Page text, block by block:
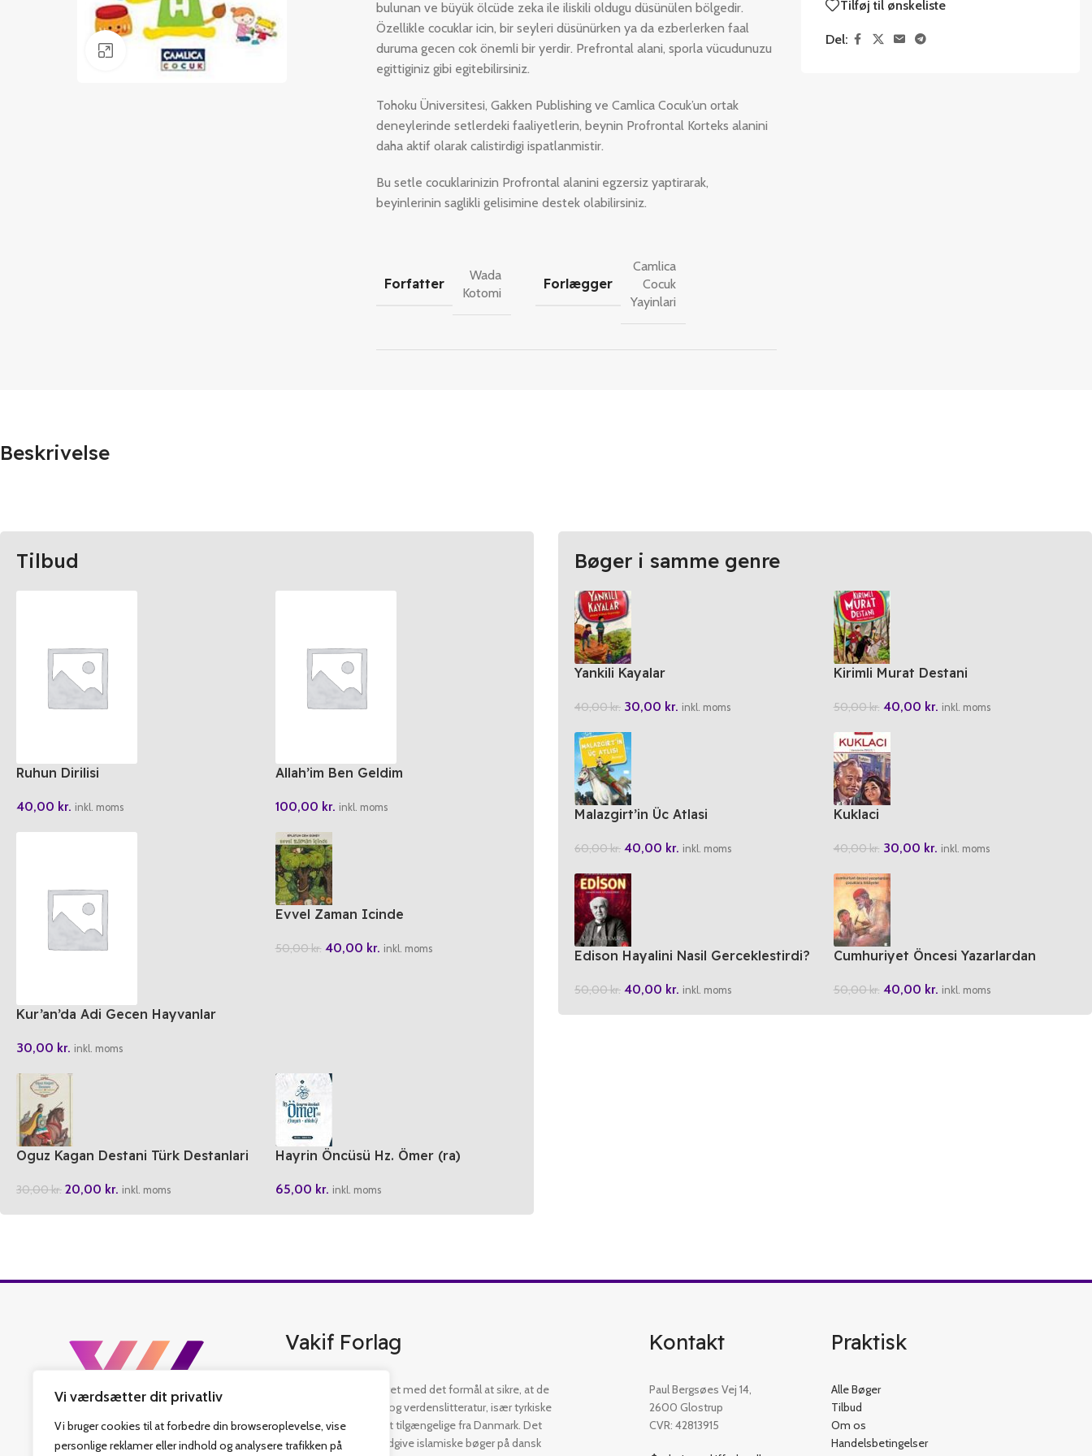
Vi værdsætter dit privatliv
Vi bruger cookies til at forbedre din browseroplevelse, vise
personlige reklamer eller indhold og analysere trafikken på
Klik for at forstørre
bulunan ve büyük ölcüde zeka ile iliskili oldugu düsünülen bölgedir.
Özellikle cocuklar icin, bir seyleri düsünürken ya da ezberlerken faal
duruma gecen cok önemli bir yerdir. Prefrontal alani, sporla vücudunuzu
egittiginiz gibi egitebilirsiniz.
Tohoku Üniversitesi, Gakken Publishing ve Camlica Cocuk’un ortak
deneylerinde setlerdeki faaliyetlerin, beynin Profrontal Korteks alanini
daha aktif olarak calistirdigi ispatlanmistir.
Bu setle cocuklarinizin Profrontal alanini egzersiz yaptirarak,
beyinlerinin saglikli gelisimine destek olabilirsiniz.
Forfatter
Wada
Kotomi
Forlægger
Camlica
Cocuk
Yayinlari
Tilføj til ønskeliste
Del:
Beskrivelse
Tilbud
Ruhun Dirilisi
40,00 kr. inkl. moms
Allah’im Ben Geldim
100,00 kr. inkl. moms
Kur’an’da Adi Gecen Hayvanlar
30,00 kr. inkl. moms
Evvel Zaman Icinde
50,00kr. 40,00 kr. inkl. moms
Oguz Kagan Destani Türk Destanlari
30,00kr. 20,00 kr. inkl. moms
Hayrin Öncüsü Hz. Ömer (ra)
65,00 kr. inkl. moms
Bøger i samme genre
Yankili Kayalar
40,00kr. 30,00 kr. inkl. moms
Kirimli Murat Destani
50,00kr. 40,00 kr. inkl. moms
Malazgirt’in Üc Atlasi
60,00kr. 40,00 kr. inkl. moms
Kuklaci
40,00kr. 30,00 kr. inkl. moms
Edison Hayalini Nasil Gerceklestirdi?
50,00kr. 40,00 kr. inkl. moms
Cumhuriyet Öncesi Yazarlardan
50,00kr. 40,00 kr. inkl. moms
Vakif Forlag
Vakif Forlag er etableret med det formål at sikre, at de
bedste tyrkisk bøger og verdenslitteratur, især tyrkiske
islamiske bøger, er let tilgængelige fra Danmark. Det
har også fastlagt at udgive islamiske bøger på dansk
Kontakt
Paul Bergsøes Vej 14,
2600 Glostrup
CVR: 42813915
Praktisk
Alle Bøger
Tilbud
Om os
Handelsbetingelser